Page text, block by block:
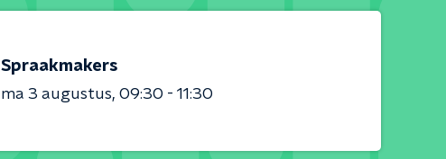
Spraakmakers
ma 3 augustus 09:30 - 11:30